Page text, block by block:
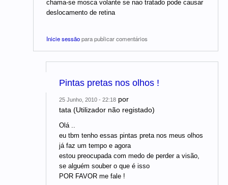
chama-se mosca volante se nao tratado pode causar
deslocamento de retina
Inicie sessãopara publicar comentários
Pintas pretas nos olhos !
25 Junho, 2010 - 22:18 por
tata (Utilizador não registado)
Olá ..
eu tbm tenho essas pintas preta nos meus olhos
já faz um tempo e agora
estou preocupada com medo de perder a visão,
se alguém souber o que é isso
POR FAVOR me fale !